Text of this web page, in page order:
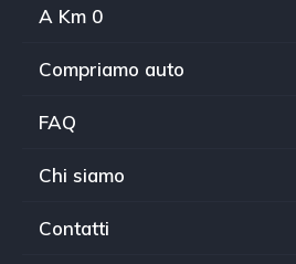
A Km 0
Compriamo auto
FAQ
Chi siamo
Contatti